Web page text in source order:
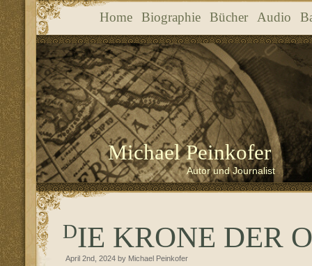
Home Biographie Bücher Audio
Michael Peinkofer
Autor und Journalist
DIE KRONE DER
April 2nd, 2024 by Michael Peinkofer